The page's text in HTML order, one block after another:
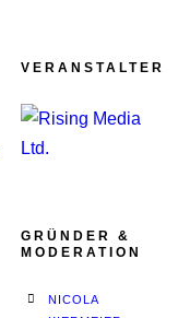
VERANSTALTER
GRÜNDER &
MODERATION
NICOLA